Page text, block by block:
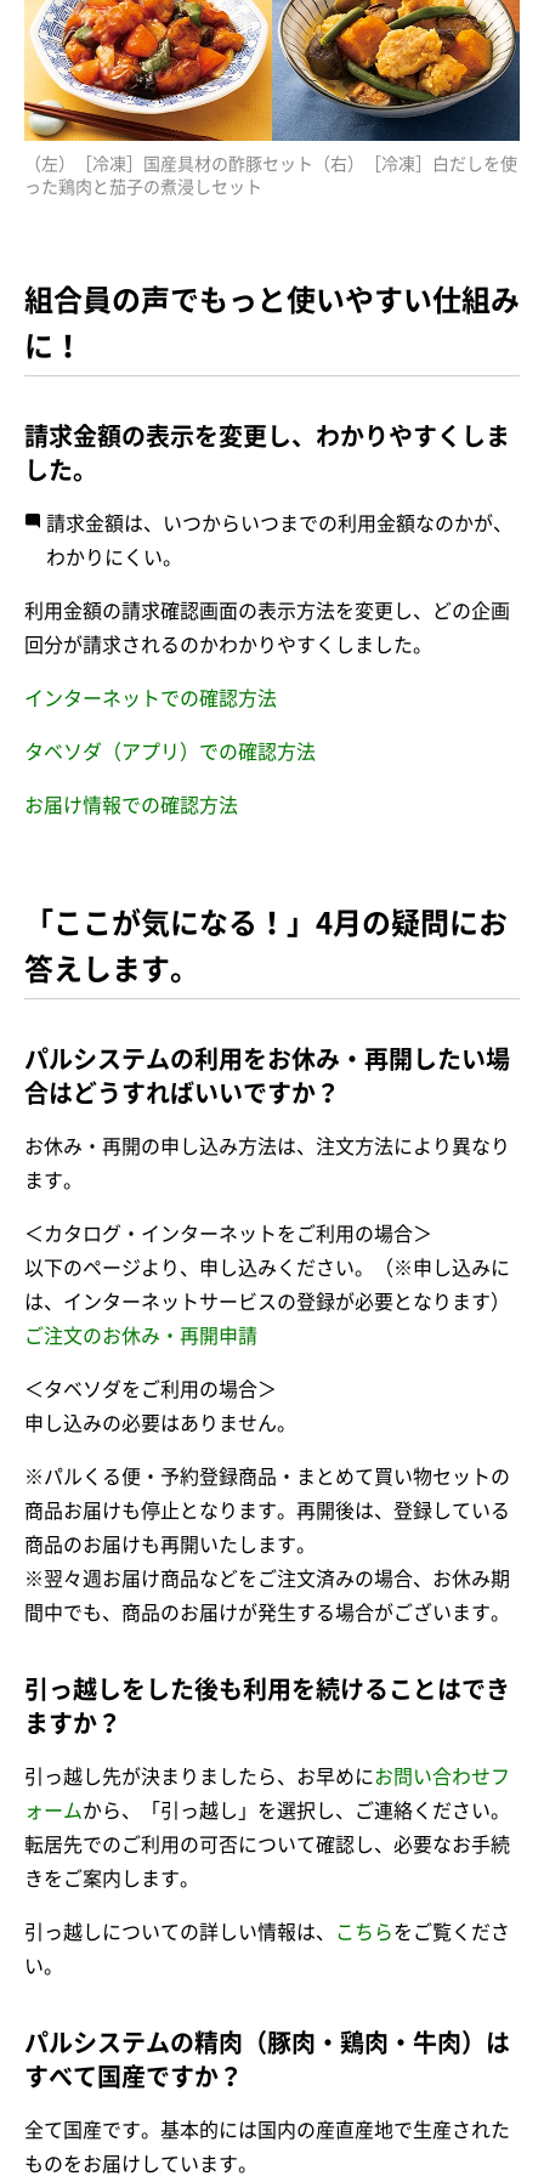
（左）［冷凍］国産具材の酢豚セット（右）［冷凍］白だしを使
った鶏肉と茄子の煮浸しセット
組合員の声でもっと使いやすい仕組み
に！
請求金額の表示を変更し、わかりやすくしま
した。
請求金額は、いつからいつまでの利用金額なのかが、
わかりにくい。
利用金額の請求確認画面の表示方法を変更し、どの企画
回分が請求されるのかわかりやすくしました。
インターネットでの確認方法
タベソダ（アプリ）での確認方法
お届け情報での確認方法
「ここが気になる！」4月の疑問にお
答えします。
パルシステムの利用をお休み・再開したい場
合はどうすればいいですか？
お休み・再開の申し込み方法は、注文方法により異なり
ます。
＜カタログ・インターネットをご利用の場合＞
以下のページより、申し込みください。（※申し込みに
は、インターネットサービスの登録が必要となります）
ご注文のお休み・再開申請
＜タベソダをご利用の場合＞
申し込みの必要はありません。
※パルくる便・予約登録商品・まとめて買い物セットの
商品お届けも停止となります。再開後は、登録している
商品のお届けも再開いたします。
※翌々週お届け商品などをご注文済みの場合、お休み期
間中でも、商品のお届けが発生する場合がございます。
引っ越しをした後も利用を続けることはでき
ますか？
引っ越し先が決まりましたら、お早めにお問い合わせフ
ォームから、「引っ越し」を選択し、ご連絡ください。
転居先でのご利用の可否について確認し、必要なお手続
きをご案内します。
引っ越しについての詳しい情報は、 こちらをご覧くださ
い。
パルシステムの精肉（豚肉・鶏肉・牛肉）は
すべて国産ですか？
全て国産です。基本的には国内の産直産地で生産された
ものをお届けしています。